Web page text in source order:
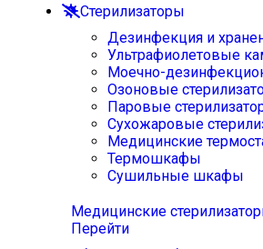
Стерилизаторы
Дезинфекция и
Ультрафиолетовые
Моечно-
Озоновые
Паровые
Сухожаровые
Медицинские
Термошкафы
Сушильные шкафы
Медицинские
Перейти